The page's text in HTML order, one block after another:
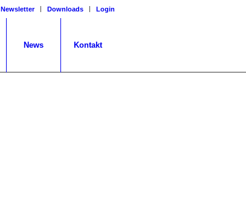
Newsletter Downloads Login
News Kontakt